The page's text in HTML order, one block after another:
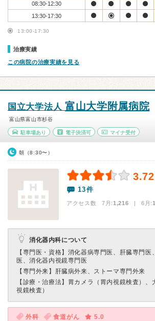
08:30-12:30
13:30-17:30
13:00-17:30
治療実績
この病院の治療実績を見る
国立大学法人 富山大学附属病院
富山県富山市杉谷
駐車場あり 電子決済可 マイナ受付
朝（8:30〜）
3.72
13件
アクセス数 7月:1,216 | 6月:
消化器内科について
【専門医・資格】 消化器病専門医、肝臓専門医
医、消化器内視鏡専門医
【専門外来】 肝臓病外来、ストーマ専門外来
【診療・治療法】 胃カメラ（胃内視鏡検査）、
視鏡検査）
外科 食道がん
5.0